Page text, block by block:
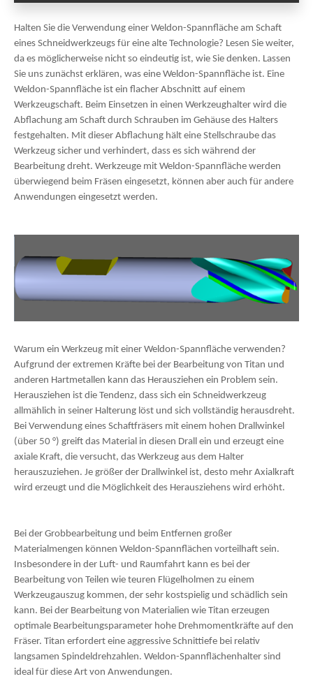
Halten Sie die Verwendung einer Weldon-Spannfläche am Schaft
eines Schneidwerkzeugs für eine alte Technologie? Lesen Sie weiter,
da es möglicherweise nicht so eindeutig ist, wie Sie denken. Lassen
Sie uns zunächst erklären, was eine Weldon-Spannfläche ist. Eine
Weldon-Spannfläche ist ein flacher Abschnitt auf einem
Werkzeugschaft. Beim Einsetzen in einen Werkzeughalter wird die
Abflachung am Schaft durch Schrauben im Gehäuse des Halters
festgehalten. Mit dieser Abflachung hält eine Stellschraube das
Werkzeug sicher und verhindert, dass es sich während der
Bearbeitung dreht. Werkzeuge mit Weldon-Spannfläche werden
überwiegend beim Fräsen eingesetzt, können aber auch für andere
Anwendungen eingesetzt werden.
Warum ein Werkzeug mit einer Weldon-Spannfläche verwenden?
Aufgrund der extremen Kräfte bei der Bearbeitung von Titan und
anderen Hartmetallen kann das Herausziehen ein Problem sein.
Herausziehen ist die Tendenz, dass sich ein Schneidwerkzeug
allmählich in seiner Halterung löst und sich vollständig herausdreht.
Bei Verwendung eines Schaftfräsers mit einem hohen Drallwinkel
(über 50 °) greift das Material in diesen Drall ein und erzeugt eine
axiale Kraft, die versucht, das Werkzeug aus dem Halter
herauszuziehen. Je größer der Drallwinkel ist, desto mehr Axialkraft
wird erzeugt und die Möglichkeit des Herausziehens wird erhöht.
Bei der Grobbearbeitung und beim Entfernen großer
Materialmengen können Weldon-Spannflächen vorteilhaft sein.
Insbesondere in der Luft- und Raumfahrt kann es bei der
Bearbeitung von Teilen wie teuren Flügelholmen zu einem
Werkzeugauszug kommen, der sehr kostspielig und schädlich sein
kann. Bei der Bearbeitung von Materialien wie Titan erzeugen
optimale Bearbeitungsparameter hohe Drehmomentkräfte auf den
Fräser. Titan erfordert eine aggressive Schnittiefe bei relativ
langsamen Spindeldrehzahlen. Weldon-Spannflächenhalter sind
ideal für diese Art von Anwendungen.